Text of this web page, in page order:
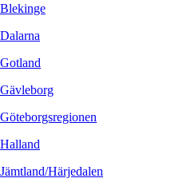
Blekinge
Dalarna
Gotland
Gävleborg
Göteborgsregionen
Halland
Jämtland/Härjedalen